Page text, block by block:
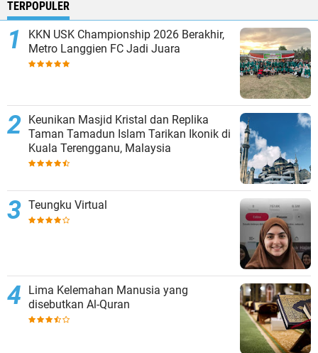
TERPOPULER
KKN USK Championship 2026 Berakhir,
Metro Langgien FC Jadi Juara
Keunikan Masjid Kristal dan Replika
Taman Tamadun Islam Tarikan Ikonik di
Kuala Terengganu, Malaysia
Teungku Virtual
Lima Kelemahan Manusia yang
disebutkan Al-Quran